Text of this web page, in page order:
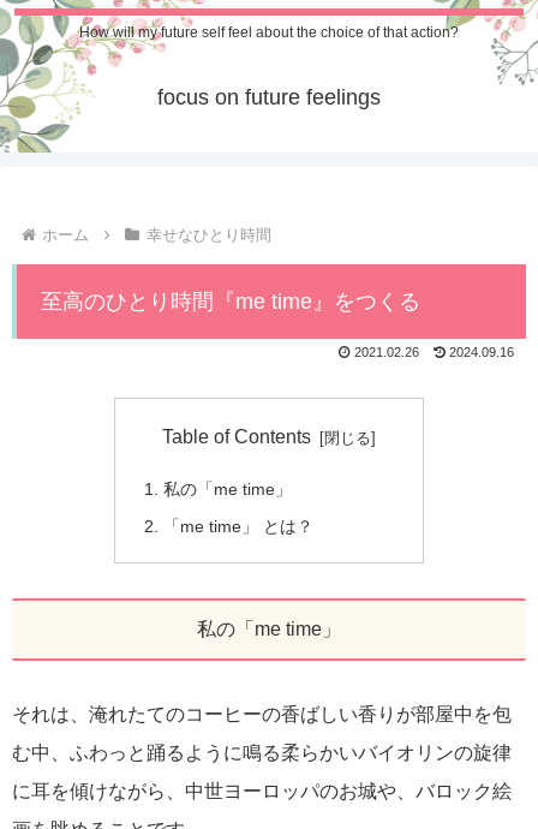
How will my future self feel about the choice of that action?
focus on future feelings
ホーム 幸せなひとり時間
至高のひとり時間『me time』をつくる
2021.02.26 2024.09.16
Table of Contents
私の「me time」
「me time」 とは？
私の「me time」
それは、淹れたてのコーヒーの香ばしい香りが部屋中を包
む中、ふわっと踊るように鳴る柔らかいバイオリンの旋律
に耳を傾けながら、中世ヨーロッパのお城や、バロック絵